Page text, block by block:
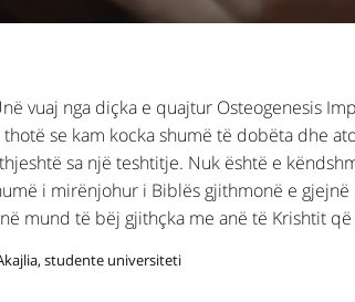
vuaj nga diçka e quajtur Osteogenesis
se kam kocka shumë të dobëta dhe
sa një teshtitje. Nuk është e
i mirënjohur i Biblës gjithmonë e
mund të bëj gjithçka me anë të Krishtit që
studente universiteti